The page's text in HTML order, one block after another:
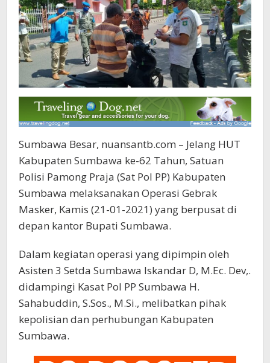
Sumbawa Besar, nuansantb.com – Jelang HUT
Kabupaten Sumbawa ke-62 Tahun, Satuan
Polisi Pamong Praja (Sat Pol PP) Kabupaten
Sumbawa melaksanakan Operasi Gebrak
Masker, Kamis (21-01-2021) yang berpusat di
depan kantor Bupati Sumbawa.
Dalam kegiatan operasi yang dipimpin oleh
Asisten 3 Setda Sumbawa Iskandar D, M.Ec. Dev,.
didampingi Kasat Pol PP Sumbawa H.
Sahabuddin, S.Sos., M.Si., melibatkan pihak
kepolisian dan perhubungan Kabupaten
Sumbawa.